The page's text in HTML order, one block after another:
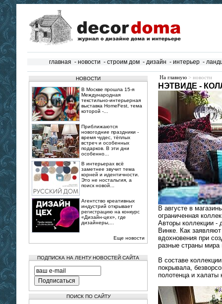
главная - новости - строим дом - дизайн - интерьер -
НОВОСТИ
В Москве прошла 15‑я
Международная
текстильно‑интерьерная
выставка HomeFest, тема
которой -...
Приближаются
новогодние праздники -
время чудес, тёплых
встреч и особенных
подарков. В эти дни
особенно...
В интерьерах всё
заметнее звучит тема
корней и идентичности.
Это не ностальгия, а
поиск новой...
Агентство креативных
индустрий открывает
регистрацию на конкурс
«Дизайн-цех», где
дизайнеры,...
Еще новости
ПОДПИСКА НА ЛЕНТУ НОВОСТЕЙ САЙТА
ПОИСК ПО САЙТУ
На главную > новости
НЭТВИДЕ -
В августе в
ограниченная
Авторы коллекции
Винке. Как
вдохновения при
разные страны
В составе
покрывала,
полотенца и